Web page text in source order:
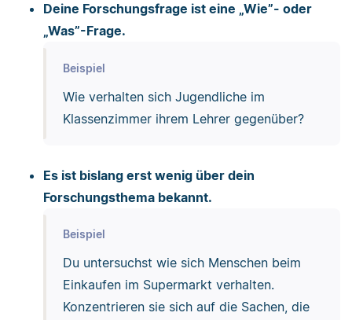
Deine Forschungsfrage ist eine „Wie”- oder
„Was”-Frage.
Beispiel
Wie verhalten sich Jugendliche im
Klassenzimmer ihrem Lehrer gegenüber?
Es ist bislang erst wenig über dein
Forschungsthema bekannt.
Beispiel
Du untersuchst wie sich Menschen beim
Einkaufen im Supermarkt verhalten.
Konzentrieren sie sich auf die Sachen, die